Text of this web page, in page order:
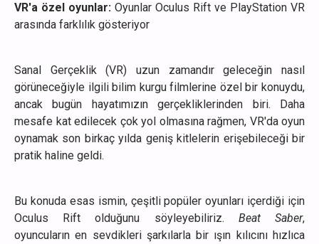
VR'a özel oyunlar: Oyunlar Oculus Rift ve PlayStation VR
arasında farklılık gösteriyor
Sanal Gerçeklik (VR) uzun zamandır geleceğin nasıl
görüneceğiyle ilgili bilim kurgu filmlerine özel bir konuydu,
ancak bugün hayatımızın gerçekliklerinden biri. Daha
mesafe kat edilecek çok yol olmasına rağmen, VR'da oyun
oynamak son birkaç yılda geniş kitlelerin erişebileceği bir
pratik haline geldi.
Bu konuda esas ismin, çeşitli popüler oyunları içerdiği için
Oculus Rift olduğunu söyleyebiliriz. Beat Saber,
oyuncuların en sevdikleri şarkılarla bir ışın kılıcını hızlıca